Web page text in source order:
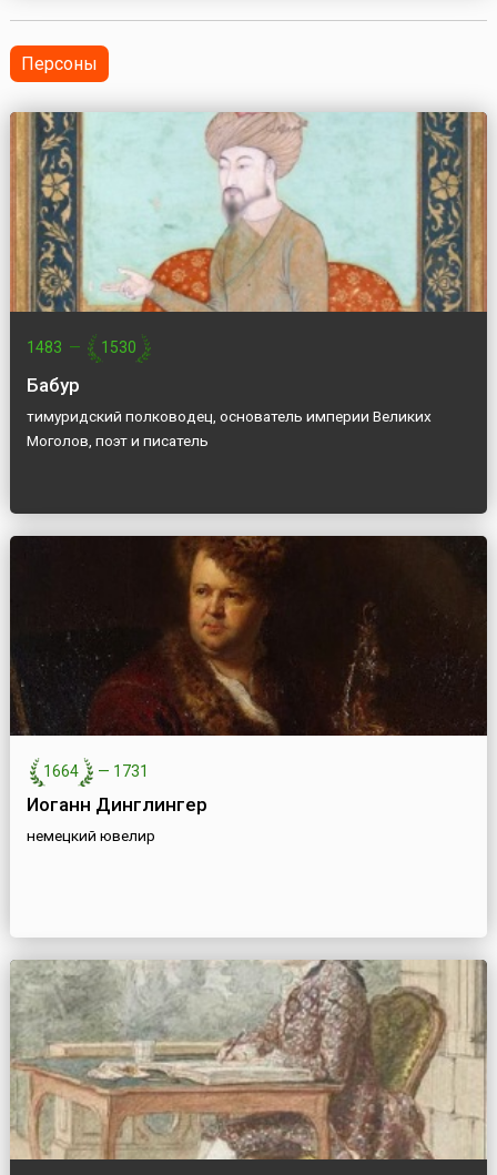
направля...
Персоны
1483 — 1530
Бабур
тимуридский полководец, основатель империи Великих
Моголов, поэт и писатель
1664 — 1731
Иоганн Динглингер
немецкий ювелир